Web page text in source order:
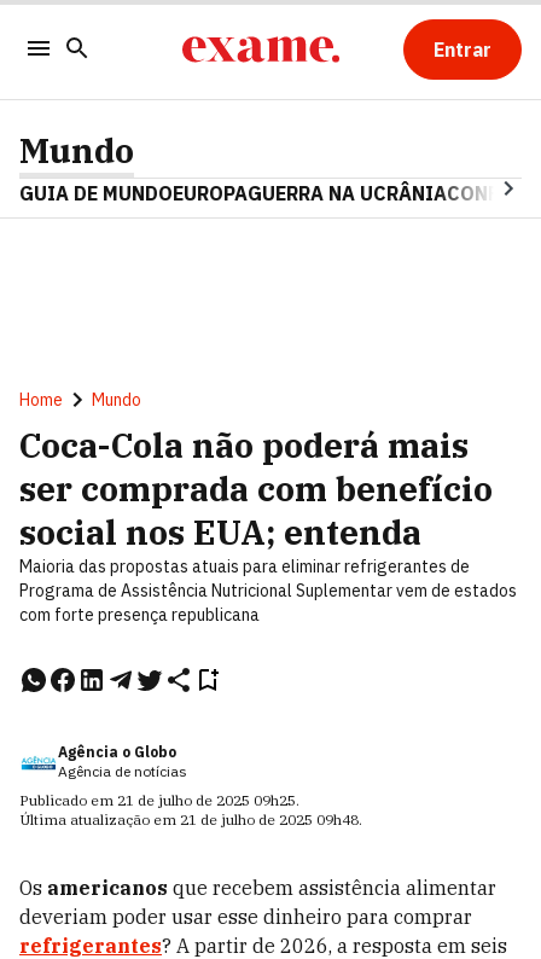
Entrar
Mundo
GUIA DE MUNDOEUROPAGUERRA NA UCRÂNIA
Home Mundo
Coca-Cola não poderá mais
ser comprada com benefício
social nos EUA; entenda
Maioria das propostas atuais para eliminar refrigerantes de
Programa de Assistência Nutricional Suplementar vem de estados
com forte presença republicana
Agência o Globo
Agência de notícias
Publicado em 21 de julho de 2025 09h25.
Última atualização em 21 de julho de 2025 09h48.
Os americanos que recebem assistência alimentar
deveriam poder usar esse dinheiro para comprar
refrigerantes? A partir de 2026, a resposta em seis